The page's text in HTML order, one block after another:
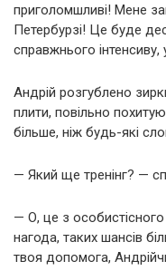
приголомшливі! Мене
Петербурзі! Це буде
справжнього інтенсиву,
Андрій розгублено
плити, повільно
більше, ніж будь-які
— Який ще тренінг? —
— О, це з
нагода, таких шансів
твоя допомога,